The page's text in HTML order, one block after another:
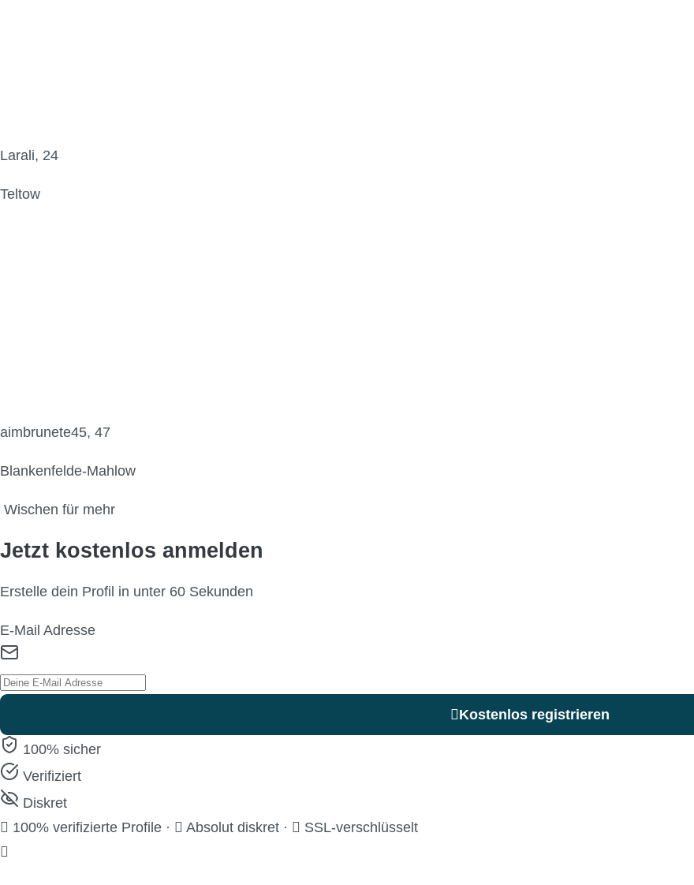
Larali, 24
Teltow
aimbrunete45, 47
Blankenfelde-Mahlow
Wischen für mehr
Jetzt kostenlos anmelden
Erstelle dein Profil in unter 60 Sekunden
E-Mail Adresse
Kostenlos registrieren
100% sicher
Verifiziert
Diskret
100% verifizierte Profile · Absolut diskret · SSL-verschlüsselt